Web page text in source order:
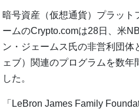
暗号資産（仮想通貨）プラット
ームのCrypto.comは28日、米
ン・ジェームス氏の非営利団体
ェブ）関連のプログラムを数
した。
「LeBron James Family